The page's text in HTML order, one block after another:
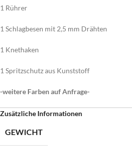
1 Rührer
1 Schlagbesen mit 2,5 mm Drähten
1 Knethaken
1 Spritzschutz aus Kunststoff
-weitere Farben auf Anfrage-
Zusätzliche Informationen
GEWICHT